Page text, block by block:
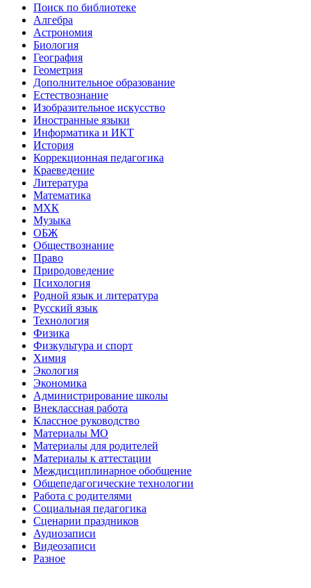
Поиск по библиотеке
Алгебра
Астрономия
Биология
География
Геометрия
Дополнительное образование
Естествознание
Изобразительное искусство
Иностранные языки
Информатика и ИКТ
История
Коррекционная педагогика
Краеведение
Литература
Математика
МХК
Музыка
ОБЖ
Обществознание
Право
Природоведение
Психология
Родной язык и литература
Русский язык
Технология
Физика
Физкультура и спорт
Химия
Экология
Экономика
Администрирование школы
Внеклассная работа
Классное руководство
Материалы МО
Материалы для родителей
Материалы к аттестации
Междисциплинарное обобщение
Общепедагогические технологии
Работа с родителями
Социальная педагогика
Сценарии праздников
Аудиозаписи
Видеозаписи
Разное